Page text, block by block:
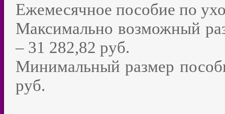
Ежемесячное пособие по
Максимально возможный
– 31 282,82 руб.
Минимальный размер
руб.